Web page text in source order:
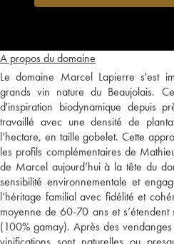
A propos du domaine
Le domaine Marcel Lapierre s'est
grands vin nature du Beaujolais.
d'inspiration biodynamique depuis
travaillé avec une densité de
l’hectare, en taille gobelet. Cette
les profils complémentaires de
de Marcel aujourd’hui à la tête du
sensibilité environnementale et
l’héritage familial avec fidélité et
moyenne de 60-70 ans et
(100% gamay). Après des